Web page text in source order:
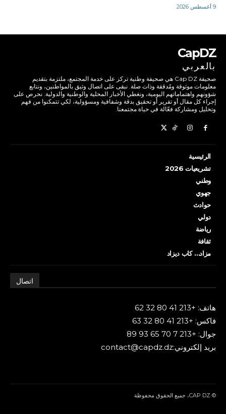
9 أغسطس 2026
CapDZ
بالعربي
صحيفة Cap DZ هي صحيفة وطنية تركز على خدمة المجتمع، ملتزمة بتقديم
معلومات موثوقة ومُدققة وذات صلة. نبقى على اتصال وثيق بالمواطنين، ونتابع
شؤونهم واهتماماتهم اليومية، ونغطي الأخبار المحلية والوطنية والدولية. نحرص على
إجراء كل مقال أو تقرير أو تحقيق بدقة وشفافية ومسؤولية، لكي تتمكنوا من فهم
وتحليل ومشاركة فعّالة في حياة مجتمعنا.
الرئيسية
تشريعيات 2026
وطني
جهوي
حوادث
دولي
رياضة
ثقافة
مزاد… كاب ديزاد
اتصال
هاتف: +213 41 80 32 62
فاكس: +213 41 80 32 63
جوال: +213 7 70 65 93 89
بريد إلكتروني:contact@capdz.dz
© CAP DZ، جميع الحقوق محفوظة